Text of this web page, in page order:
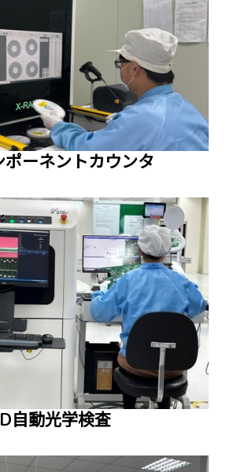
ポーネントカウンタ
自動光学検査